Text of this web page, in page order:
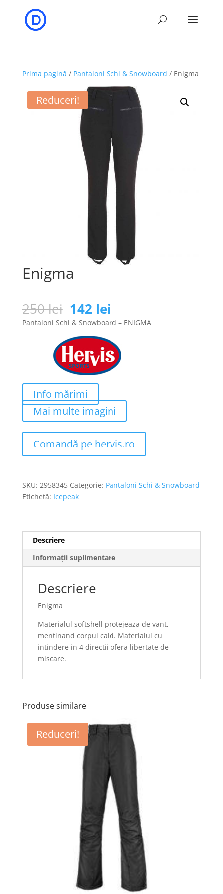
Prima pagină / Pantaloni Schi & Snowboard / Enigma
Reduceri!
Enigma
250lei Prețul
inițial
a
fost:
250 lei.
142 lei
curent
este:
142 lei.
Pantaloni Schi & Snowboard – ENIGMA
Info mărimi
Mai multe imagini
Comandă pe hervis.ro
SKU: 2958345 Categorie: Pantaloni Schi & Snowboard
Etichetă: Icepeak
Descriere
Informații suplimentare
Descriere
Enigma
Materialul softshell protejeaza de vant,
mentinand corpul cald. Materialul cu
intindere in 4 directii ofera libertate de
miscare.
Produse similare
Reduceri!